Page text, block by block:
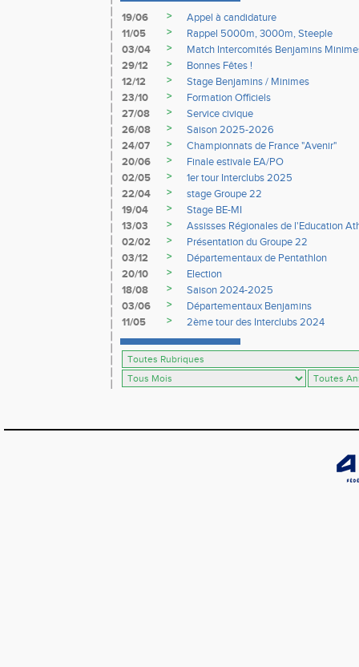
19/06 >
Appel à candidature
11/05
>
Rappel 5000m, 3000m, Steeple
03/04
>
Match Intercomités Benjamins
29/12
>
Bonnes Fêtes !
12/12
>
Stage Benjamins / Minimes
23/10
>
Formation Officiels
27/08
>
Service civique
26/08
>
Saison 2025-2026
24/07
>
Championnats de France "Avenir"
20/06
>
Finale estivale EA/PO
02/05
>
1er tour Interclubs 2025
22/04
>
stage Groupe 22
19/04
>
Stage BE-MI
13/03
>
Assisses Régionales de l'Education
02/02
>
Présentation du Groupe 22
03/12
>
Départementaux de Pentathlon
20/10
>
Election
18/08
>
Saison 2024-2025
03/06
>
Départementaux Benjamins
11/05
> 2ème tour des Interclubs 2024